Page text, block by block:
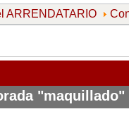
ARRENDATARIO
"maquillado"